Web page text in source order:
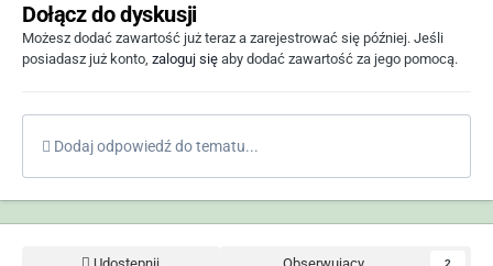
Dołącz do dyskusji
Możesz dodać zawartość już teraz a zarejestrować się później. Jeśli
posiadasz już konto, zaloguj się aby dodać zawartość za jego pomocą.
Dodaj odpowiedź do tematu...
2